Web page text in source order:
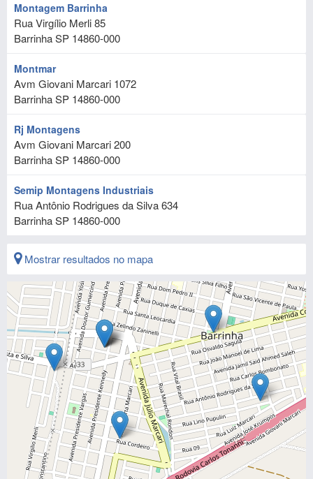
Montagem Barrinha
Rua Virgílio Merli 85
BarrinhaSP 14860-000
Montmar
Avm Giovani Marcari 1072
BarrinhaSP 14860-000
Rj Montagens
Avm Giovani Marcari 200
BarrinhaSP 14860-000
Semip Montagens Industriais
Rua Antônio Rodrigues da Silva 634
BarrinhaSP 14860-000
Mostrar resultados no mapa